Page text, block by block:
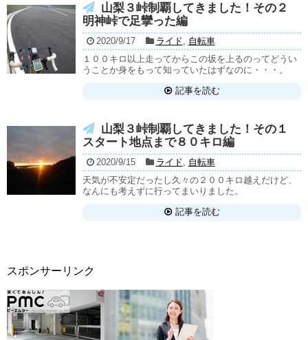
山梨３峠制覇してきました！その２
明神峠で足攣った編
2020/9/17 ライド
自転車
１００キロ以上走ってからこの坂を上るのってどうい
うことか身をもって知っていたはずなのに・・・。
記事を読む
山梨３峠制覇してきました！その１
スタート地点まで８０キロ編
2020/9/15 ライド
自転車
天気が不安定だったし久々の２００キロ越えだけど、
なんにも考えずに行ってまいりました。
記事を読む
スポンサーリンク